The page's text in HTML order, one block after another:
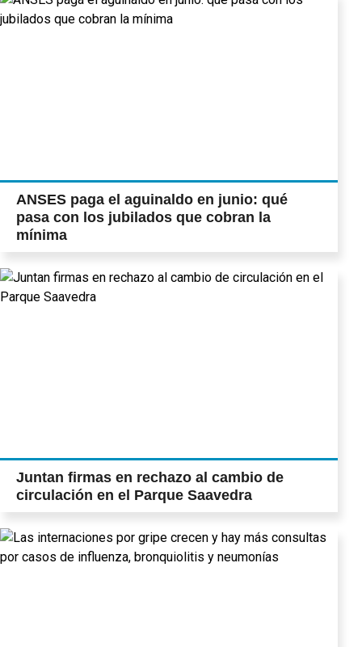
ANSES paga el aguinaldo en junio: qué
pasa con los jubilados que cobran la
mínima
Juntan firmas en rechazo al cambio de
circulación en el Parque Saavedra